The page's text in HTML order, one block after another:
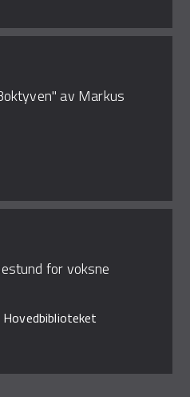
av Markus
for voksne
Hovedbiblioteket